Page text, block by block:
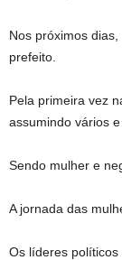
Nos próximos
prefeito.
Pela primeira vez
assumindo vários
Sendo mulher e
A jornada das
Os líderes